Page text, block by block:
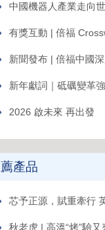
中國機器人產業走向
2026 啟未來 再出發
產品